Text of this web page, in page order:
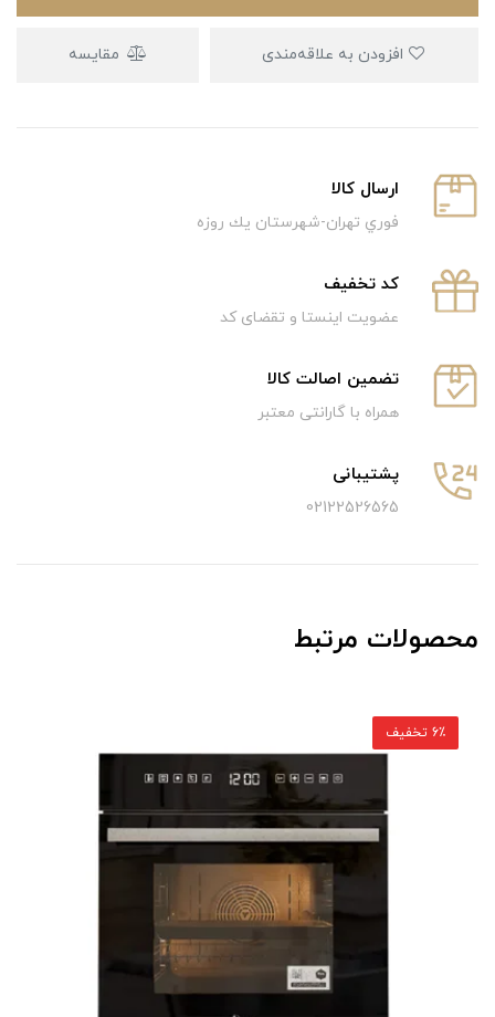
مقایسه
ارسال كالا
فوري تهران-شهرستان يك روزه
كد تخفيف
عضویت اینستا و تقضای کد
تضمین اصالت کالا
همراه با گارانتی معتبر
پشتیبانی
02122526565
محصولات مرتبط
6٪ تخفیف